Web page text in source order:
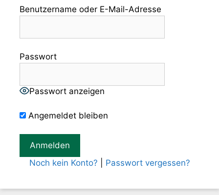
Benutzername oder E-Mail-Adresse
Passwort
Passwort anzeigen
Angemeldet bleiben
Noch kein Konto? Passwort vergessen?